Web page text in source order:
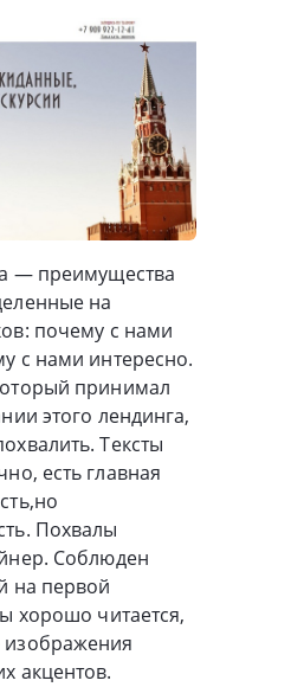
— преимущества
на
почему с нами
с нами интересно.
принимал
этого лендинга,
Тексты
есть главная
Похвалы
Соблюден
на первой
хорошо читается,
изображения
акцентов.